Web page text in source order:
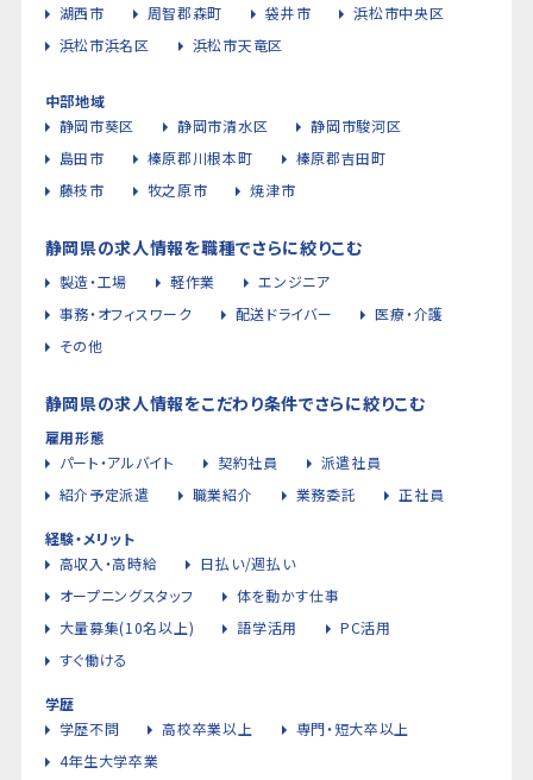
湖西市
周智郡森町 袋井市
浜松市中央区
浜松市浜名区
浜松市天竜区
中部地域
静岡市葵区
静岡市清水区
静岡市駿河区
島田市
榛原郡川根本町
榛原郡吉田町
藤枝市
牧之原市 焼津市
静岡県の求人情報を職種でさらに絞りこむ
製造・工場 軽作業
エンジニア
事務・オフィスワーク
配送ドライバー
医療・介護
その他
静岡県の求人情報をこだわり条件でさらに絞りこむ
雇用形態
パート・アルバイト
契約社員
派遣社員
紹介予定派遣
職業紹介 業務委託 正社員
経験・メリット
高収入・高時給
日払い/週払い
オープニングスタッフ
体を動かす仕事
大量募集(10名以上)
語学活用
PC活用
すぐ働ける
学歴
学歴不問
高校卒業以上
専門・短大卒以上
4年生大学卒業